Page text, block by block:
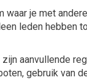
waar je met
leden hebben
zijn aanvullende
gebruik van